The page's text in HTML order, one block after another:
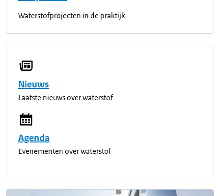
Waterstofprojecten in de praktijk
Nieuws
Laatste nieuws over waterstof
Agenda
Evenementen over waterstof